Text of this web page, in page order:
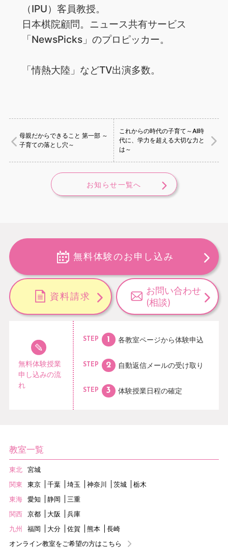
（IPU）客員教授。
日本棋院顧問。ニュース共有サービス
「NewsPicks」のプロピッカー。
「情熱大陸」などTV出演多数。
母親だからできること 第一部 ～
子育ての落とし穴～
これからの時代の子育て～AI時
代に、学力を超える大切な力と
は～
お知らせ一覧へ
無料体験のお申し込み
資料請求
お問い合わせ
(相談)
無料体験授業
申し込みの流
れ
STEP 各教室ページから体験申込
STEP 自動返信メールの受け取り
STEP 体験授業日程の確定
教室一覧
東北
宮城
関東
東京 千葉 埼玉 神奈川 茨城
栃木
東海
愛知 静岡
三重
関西
京都 大阪
兵庫
九州
福岡 大分 佐賀 熊本
長崎
オンライン教室をご希望の方はこちら